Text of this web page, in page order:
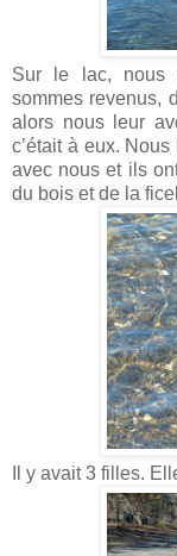
Sur le lac, nous
sommes revenus,
alors nous leur
c’était à eux.
avec nous et ils
du bois et de la
Il y avait 3 filles.